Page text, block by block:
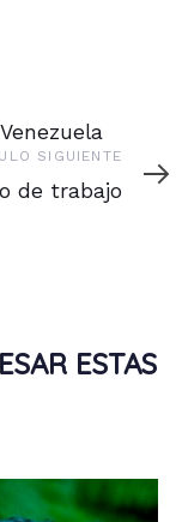
SIGUIENTE
de trabajo
ESTAS